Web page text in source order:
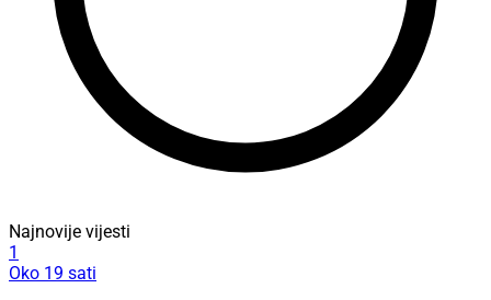
Najnovije vijesti
1
Oko 19 sati